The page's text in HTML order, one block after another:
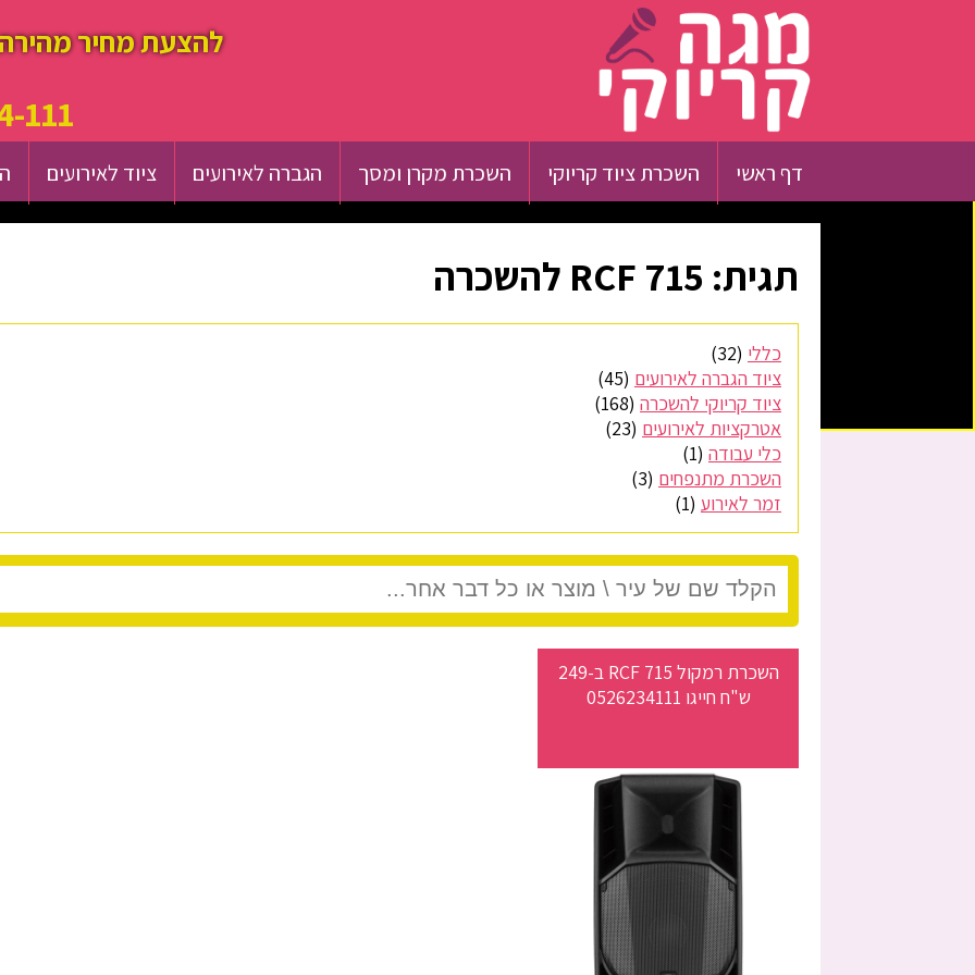
להצעת מחיר
111
דף ראשי השכרת ציוד קריוקי השכרת מקרן ומסך הגברה לאירועים ציוד לאירועים
תגית: RCF 715 להשכרה
כללי (32)
ציוד הגברה לאירועים (45)
ציוד קריוקי להשכרה (168)
אטרקציות לאירועים (23)
כלי עבודה (1)
השכרת מתנפחים (3)
זמר לאירוע (1)
השכרת רמקול RCF 715 ב-249
ש"ח חייגו 0526234111